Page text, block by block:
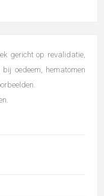
gericht op revalidatie,
oedeem, hematomen